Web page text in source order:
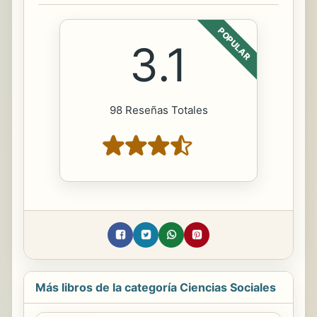
POPULAR
3.1
98 Reseñas Totales
Más libros de la categoría Ciencias Sociales